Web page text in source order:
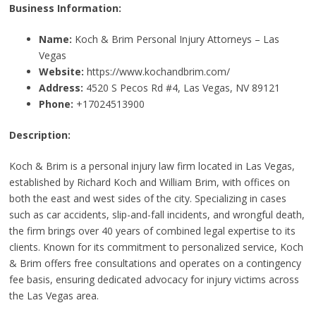
Business Information:
Name: Koch & Brim Personal Injury Attorneys – Las
Vegas
Website: https://www.kochandbrim.com/
Address: 4520 S Pecos Rd #4, Las Vegas, NV 89121
Phone: +17024513900
Description:
Koch & Brim is a personal injury law firm located in Las Vegas,
established by Richard Koch and William Brim, with offices on
both the east and west sides of the city. Specializing in cases
such as car accidents, slip-and-fall incidents, and wrongful death,
the firm brings over 40 years of combined legal expertise to its
clients. Known for its commitment to personalized service, Koch
& Brim offers free consultations and operates on a contingency
fee basis, ensuring dedicated advocacy for injury victims across
the Las Vegas area.